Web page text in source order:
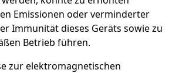
Emissionen oder verminderter
Immunität dieses Geräts sowie zu
Betrieb führen.
zur elektromagnetischen